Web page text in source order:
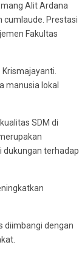
Alit Ardana
cumlaude. Prestasi
Fakultas
Krismajayanti.
manusia lokal
SDM di
dukungan terhadap
diimbangi dengan